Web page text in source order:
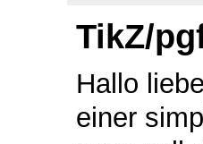
TikZ/
Hallo
einer